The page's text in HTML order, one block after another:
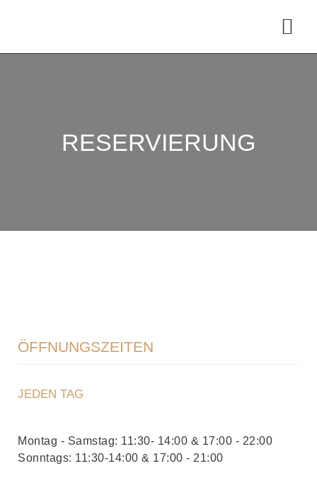
RESERVIERUNG
ÖFFNUNGSZEITEN
JEDEN TAG
Montag - Samstag: 11:30- 14:00 & 17:00 - 22:00
Sonntags: 11:30-14:00 & 17:00 - 21:00